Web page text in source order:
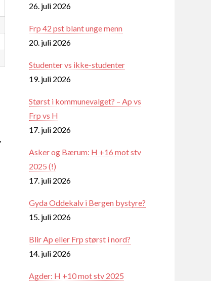
26. juli 2026
Frp 42 pst blant unge menn
20. juli 2026
Studenter vs ikke-studenter
19. juli 2026
Størst i kommunevalget? – Ap vs
Frp vs H
17. juli 2026
Asker og Bærum: H +16 mot stv
2025 (!)
17. juli 2026
Gyda Oddekalv i Bergen bystyre?
15. juli 2026
Blir Ap eller Frp størst i nord?
14. juli 2026
Agder: H +10 mot stv 2025